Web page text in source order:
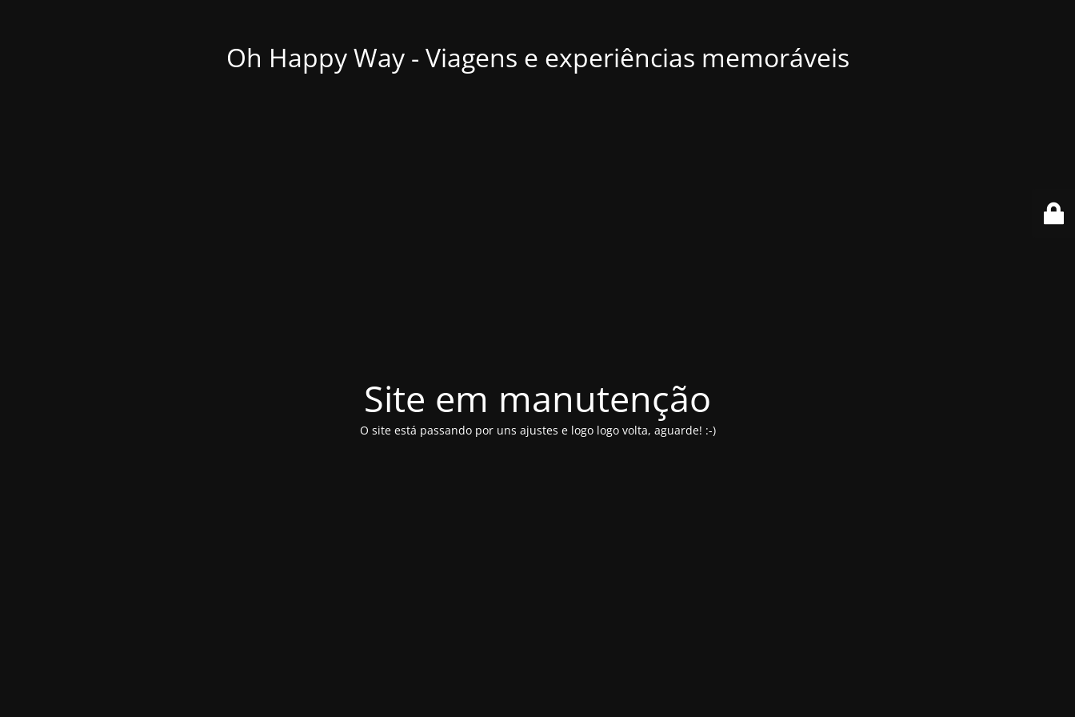
Oh Happy Way - Viagens e experiências memoráveis
Site em manutenção
O site está passando por uns ajustes e logo logo volta, aguarde! :-)